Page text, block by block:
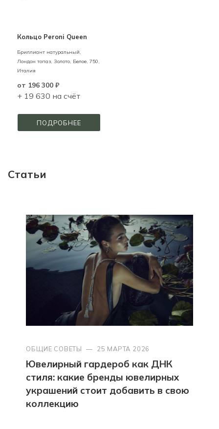
Кольцо Peroni Queen
Бриллиант натуральный,
Лондон топаз, Золото, Белое, 750,
Италия
от 196 300 ₽
+ 19 630 на счёт
ПОДРОБНЕЕ
Статьи
ОБЩИЕ СОВЕТЫ — 25 МАРТА 2026
Ювелирный гардероб как ДНК
стиля: какие бренды ювелирных
украшений стоит добавить в свою
коллекцию